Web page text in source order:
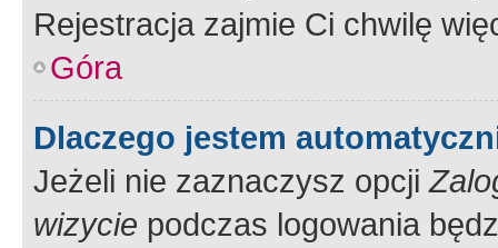
Rejestracja zajmie Ci chwilę
Góra
Dlaczego jestem
Jeżeli nie zaznaczysz opcji
wizycie podczas logowania